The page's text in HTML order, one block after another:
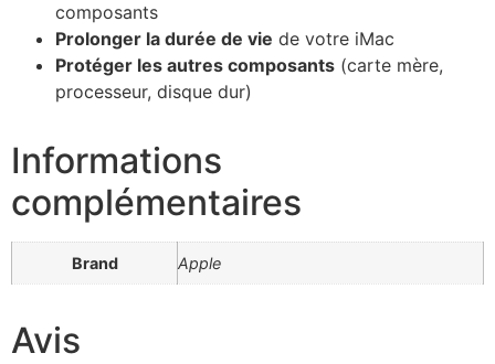
composants
Prolonger la durée de vie de votre iMac
Protéger les autres composants (carte mère,
processeur, disque dur)
Informations
complémentaires
Brand Apple
Avis